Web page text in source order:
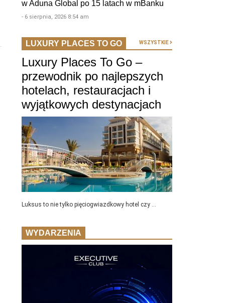
w Aduna Global po 15 latach w mBanku
- 6 sierpnia, 2026 8:54 am
LUXURY PLACES TO GO WSZYSTKIE
Luxury Places To Go –
przewodnik po najlepszych
hotelach, restauracjach i
wyjątkowych destynacjach
Luksus to nie tylko pięciogwiazdkowy hotel czy ...
WYDARZENIA